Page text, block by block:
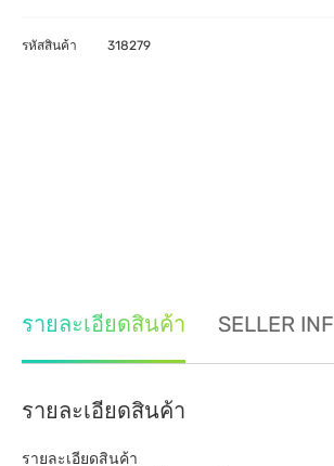
รหัสสินค้า 318279
รายละเอียดสินค้า SELLER
รายละเอียดสินค้า
รายละเอียดสินค้า